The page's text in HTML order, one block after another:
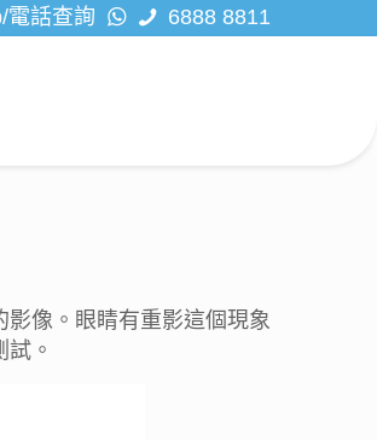
電話查詢 6888 8811
像。 眼睛有重影這個現象
試。